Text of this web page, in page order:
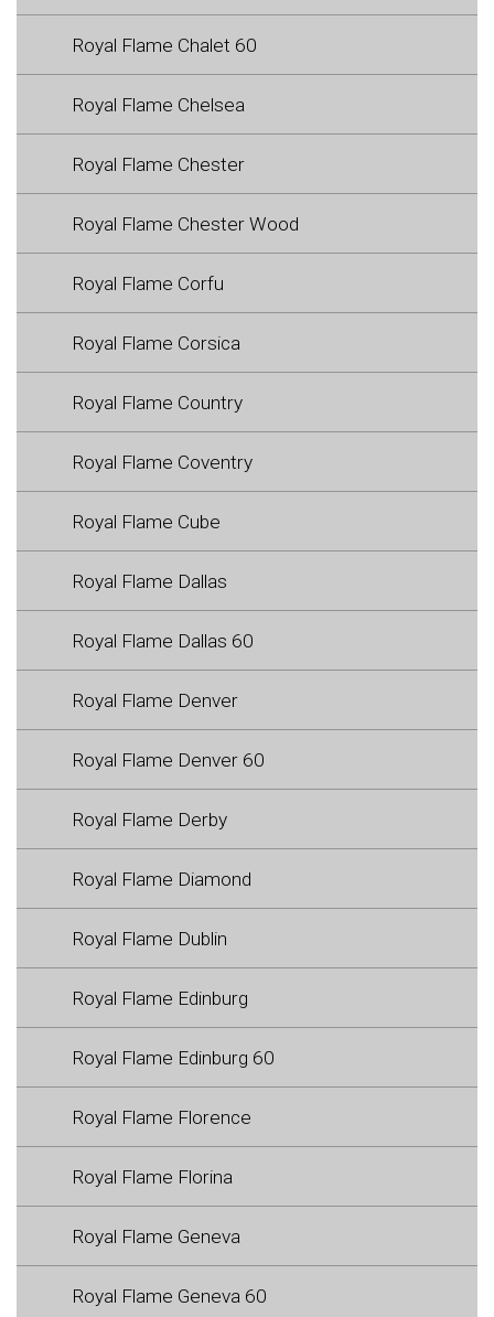
Royal Flame Chalet 60
Royal Flame Chelsea
Royal Flame Chester
Royal Flame Chester Wood
Royal Flame Corfu
Royal Flame Corsica
Royal Flame Country
Royal Flame Coventry
Royal Flame Cube
Royal Flame Dallas
Royal Flame Dallas 60
Royal Flame Denver
Royal Flame Denver 60
Royal Flame Derby
Royal Flame Diamond
Royal Flame Dublin
Royal Flame Edinburg
Royal Flame Edinburg 60
Royal Flame Florence
Royal Flame Florina
Royal Flame Geneva
Royal Flame Geneva 60